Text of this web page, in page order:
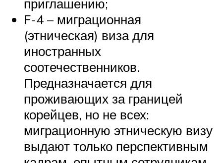
приглашению;
F-4 – миграционная
(этническая) виза для
иностранных
соотечественников.
Предназначается для
проживающих за границей
корейцев, но не всех:
миграционную этническую визу
выдают только перспективным